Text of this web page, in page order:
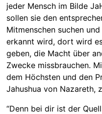
jeder Mensch im Bilde
sollen sie den
Mitmenschen suchen
erkannt wird, dort wird
geben, die Macht über
Zwecke missbrauchen.
dem Höchsten und den
Jahushua von Nazareth,
“Denn bei dir ist der